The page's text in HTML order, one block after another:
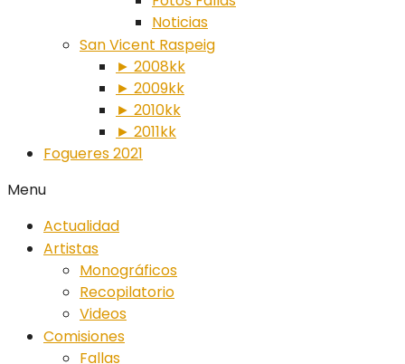
Noticias
San Vicent Raspeig
► 2008kk
► 2009kk
► 2010kk
► 2011kk
Fogueres 2021
Menu
Actualidad
Artistas
Monográficos
Recopilatorio
Videos
Comisiones
Fallas